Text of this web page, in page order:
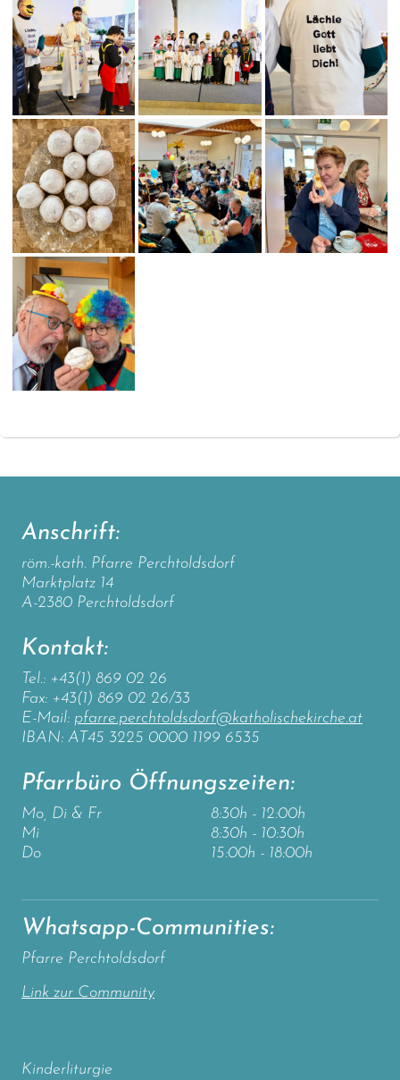
Anschrift:
röm.-kath. Pfarre Perchtoldsdorf
Marktplatz 14
A-2380 Perchtoldsdorf
Kontakt:
Tel.: +43(1) 869 02 26
Fax: +43(1) 869 02 26/33
E-Mail: pfarre.perchtoldsdorf@katholischekirche.at
IBAN: AT45 3225 0000 1199 6535
Pfarrbüro Öffnungszeiten:
Mo, Di & Fr
8:30h - 12:00h
Mi
8:30h - 10:30h
Do
15:00h - 18:00h
Whatsapp-Communities:
Pfarre Perchtoldsdorf
Link zur Community
Kinderliturgie